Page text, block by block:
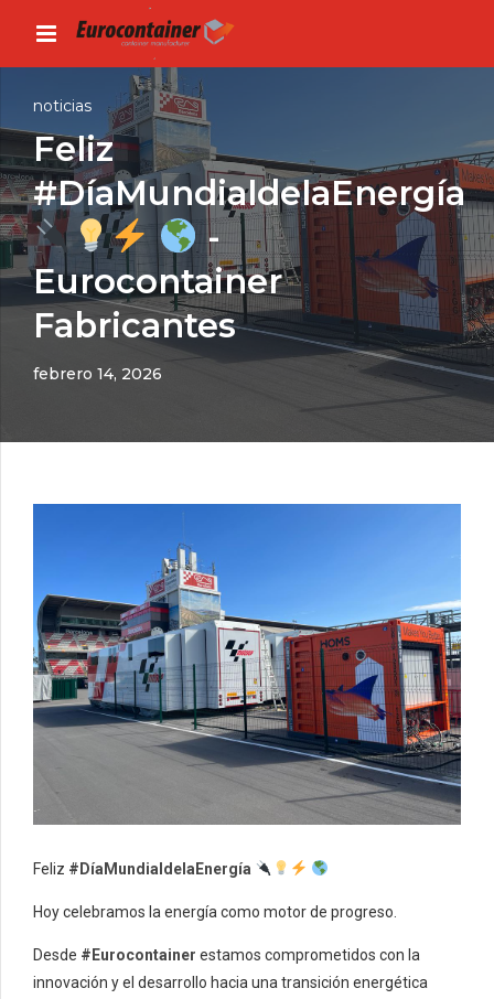
noticias
Feliz
#DíaMundialdelaEnergía
-
Eurocontainer
Fabricantes
febrero 14, 2026
Feliz #DíaMundialdelaEnergía
Hoy celebramos la energía como motor de progreso.
Desde #Eurocontainer estamos comprometidos con la
innovación y el desarrollo hacia una transición energética